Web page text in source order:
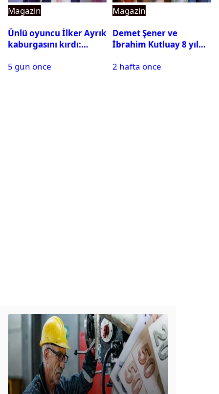
Magazin
Ünlü oyuncu İlker Ayrık
kaburgasını kırdı:
5 gün önce
Magazin
Demet Şener ve
İbrahim Kutluay 8 yıl
Ailece Yunanistan
2 hafta önce